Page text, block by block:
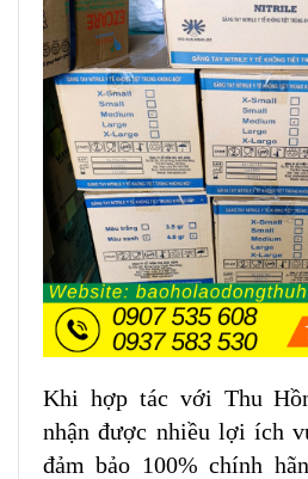
Khi hợp tác với Thu
nhận được nhiều lợi ích
đảm bảo 100% chính